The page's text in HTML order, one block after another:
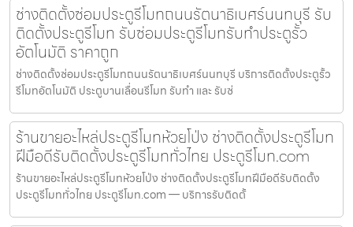
ช่างติดตั้งซ่อมประตูรีโมทถนนรัตนาธิเบศร์นนทบุรี รับ
ติดตั้งประตูรีโมท รับซ่อมประตูรีโมทรับทำประตูรั้ว
อัตโนมัติ ราคาถูก
ช่างติดตั้งซ่อมประตูรีโมทถนนรัตนาธิเบศร์นนทบุรี บริการติดตั้งประตูรั้ว
รีโมทอัตโนมัติ ประตูบานเลื่อนรีโมท รับทำ และ รับซ่
ร้านขายอะไหล่ประตูรีโมทห้วยโป่ง ช่างติดตั้งประตูรีโมท
ฝีมือดีรับติดตั้งประตูรีโมททั่วไทย ประตูรีโมท.com
ร้านขายอะไหล่ประตูรีโมทห้วยโป่ง ช่างติดตั้งประตูรีโมทฝีมือดีรับติดตั้ง
ประตูรีโมททั่วไทย ประตูรีโมท.com — บริการรับติดตั้